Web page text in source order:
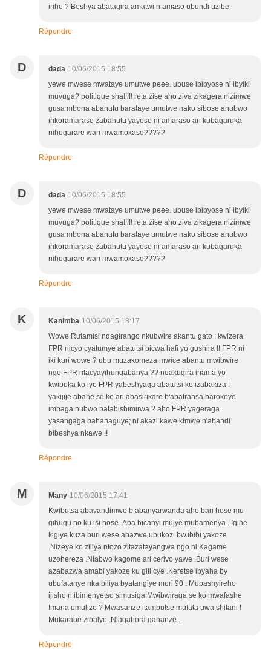
irihe ? Beshya abatagira amatwi n amaso ubundi uzibe
Répondre
D dada 10/06/2015 18:55
yewe mwese mwataye umutwe peee. ubuse ibibyose ni ibyiki
muvuga? politique sha!!!!! reta zise aho ziva zikagera nizimwe
gusa mbona abahutu barataye umutwe nako sibose ahubwo
inkoramaraso zabahutu yayose ni amaraso ari kubagaruka
nihugarare wari mwamokase?????
Répondre
D dada 10/06/2015 18:55
yewe mwese mwataye umutwe peee. ubuse ibibyose ni ibyiki
muvuga? politique sha!!!!! reta zise aho ziva zikagera nizimwe
gusa mbona abahutu barataye umutwe nako sibose ahubwo
inkoramaraso zabahutu yayose ni amaraso ari kubagaruka
nihugarare wari mwamokase?????
Répondre
K Kanimba 10/06/2015 18:17
Wowe Rutamisi ndagirango nkubwire akantu gato : kwizera
FPR nicyo cyatumye abatutsi bicwa hafi yo gushira !! FPR ni
iki kuri wowe ? ubu muzakomeza mwice abantu mwibwire
ngo FPR ntacyayihungabanya ?? ndakugira inama yo
kwibuka ko iyo FPR yabeshyaga abatutsi ko izabakiza !
yakijije abahe se ko ari abasirikare b'abafransa barokoye
imbaga nubwo batabishimirwa ? aho FPR yageraga
yasangaga bahanaguye; ni akazi kawe kimwe n'abandi
bibeshya nkawe !!
Répondre
M Many 10/06/2015 17:41
Kwibutsa abavandimwe b abanyarwanda aho bari hose mu
gihugu no ku isi hose .Aba bicanyi mujye mubamenya . Igihe
kigiye kuza buri wese abazwe ubukozi bw.ibibi yakoze
.Nizeye ko ziliya ntozo zitazatayangwa ngo ni Kagame
uzohereza .Ntabwo kagome ari cerivo yawe .Buri wese
azabazwa amabi yakoze ku giti cye .Keretse ibyaha by
ubufatanye nka biliya byatangiye muri 90 . Mubashyireho
ijisho n ibimenyetso simusiga.Mwibwiraga se ko mwafashe
Imana umulizo ? Mwasanze itambutse mufata uwa shitani !
Mukarabe zibalye .Ntagahora gahanze .
Répondre